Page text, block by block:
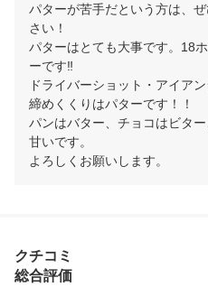
パターが苦手だという方は、
さい！
パターはとても大事です。18
ーです‼
ドライバーショット・アイア
締めくくりはパターです！！
パンはバター、チョコはビタ
甘いです。
よろしくお願いします。
クチコミ
総合評価